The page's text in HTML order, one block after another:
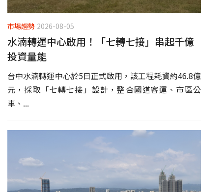
市場趨勢 2026-08-05
水湳轉運中心啟用！「七轉七接」串起千億
投資量能
台中水湳轉運中心於5日正式啟用，該工程耗資約46.8億
元，採取「七轉七接」設計，整合國道客運、市區公
車、...